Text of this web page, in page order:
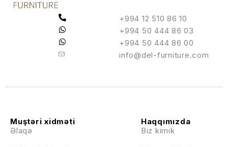
+994 12 510 86 10
+994 50 444 86 03
+994 50 444 86 00
info@del-furniture.com
Haqqımızda
Biz kimik
Muştəri xidməti
Əlaqə